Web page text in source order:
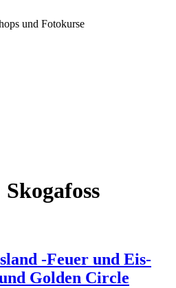
und Fotokurse
Skogafoss
-Feuer und Eis-
Golden Circle